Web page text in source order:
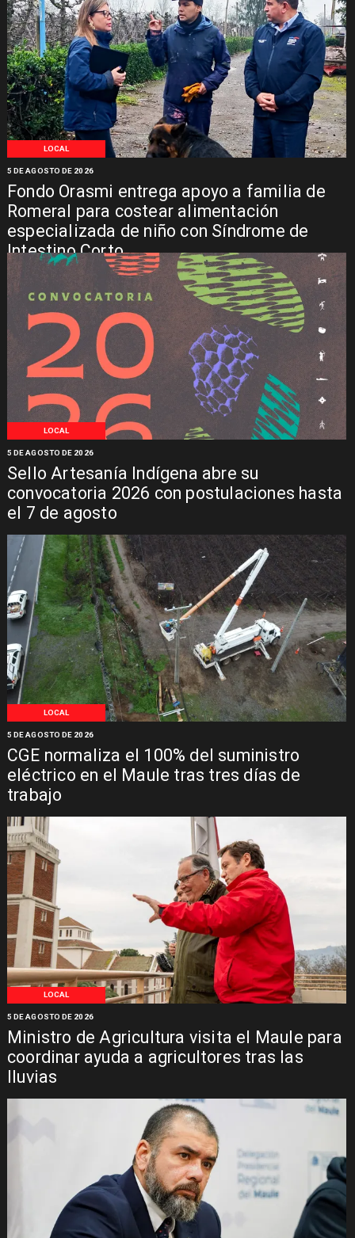
LOCAL
Fondo Orasmi entrega apoyo a familia de
Romeral para costear alimentación
especializada de niño con Síndrome de
Intestino Corto
5 DE AGOSTO DE 2026
LOCAL
Sello Artesanía Indígena abre su
convocatoria 2026 con postulaciones hasta
el 7 de agosto
5 DE AGOSTO DE 2026
LOCAL
CGE normaliza el 100% del suministro
eléctrico en el Maule tras tres días de
trabajo
5 DE AGOSTO DE 2026
LOCAL
Ministro de Agricultura visita el Maule para
coordinar ayuda a agricultores tras las
lluvias
5 DE AGOSTO DE 2026